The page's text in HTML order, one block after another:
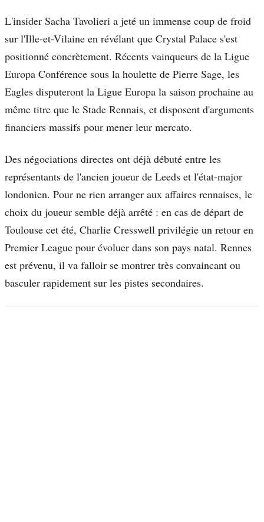
L'insider Sacha Tavolieri a jeté un immense coup de froid
sur l'Ille-et-Vilaine en révélant que Crystal Palace s'est
positionné concrètement. Récents vainqueurs de la Ligue
Europa Conférence sous la houlette de Pierre Sage, les
Eagles disputeront la Ligue Europa la saison prochaine au
même titre que le Stade Rennais, et disposent d'arguments
financiers massifs pour mener leur mercato.
Des négociations directes ont déjà débuté entre les
représentants de l'ancien joueur de Leeds et l'état-major
londonien. Pour ne rien arranger aux affaires rennaises, le
choix du joueur semble déjà arrêté : en cas de départ de
Toulouse cet été, Charlie Cresswell privilégie un retour en
Premier League pour évoluer dans son pays natal. Rennes
est prévenu, il va falloir se montrer très convaincant ou
basculer rapidement sur les pistes secondaires.